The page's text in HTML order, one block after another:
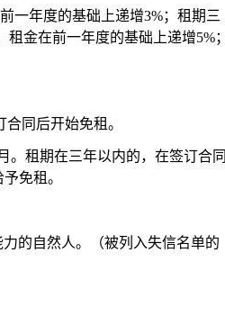
一年度的基础上递增3%； 租期 三
租金在前一年度的基础上递增5%；
同后开始免租。
。租期在三年以内的，在签订合同
免租。
的自然人。（被列入失信名单的